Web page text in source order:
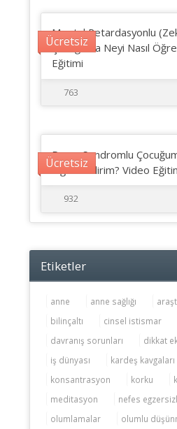
Ücretsiz
Mental Retardasyonlu
Çocuğuma Neyi Nasıl
Eğitimi
763
Ücretsiz
Down Sendromlu
Öğretebilirim? Video
932
Etiketler
anne anne sağlığı
bilinçaltı
cinsel istismar
davranış sorunları
dikkat
iş dünyası
kardeş kavgaları
konsantrasyon
korku
meditasyon
nefes
olumlamalar
olumlu